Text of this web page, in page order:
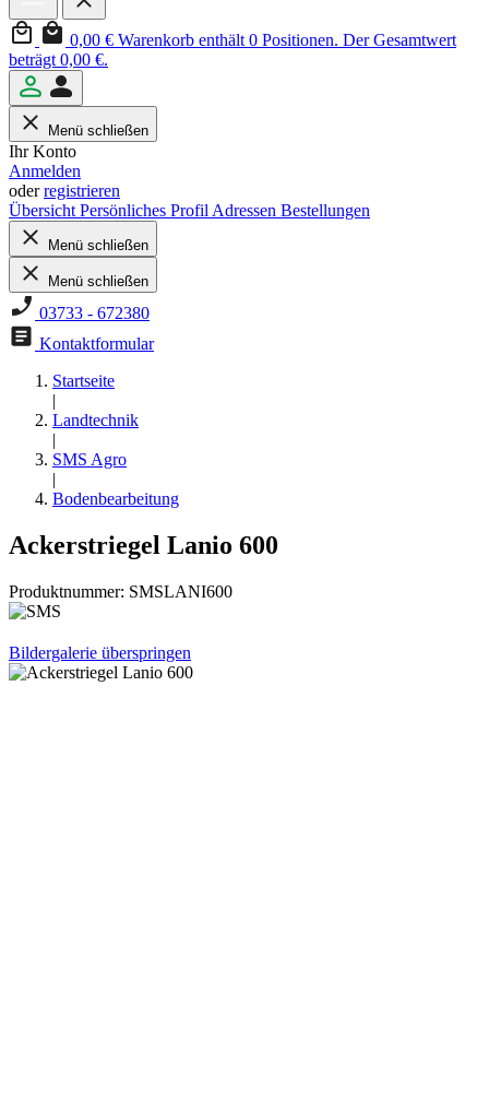
0,00 € Warenkorb enthält 0 Positionen. Der Gesamtwert
beträgt 0,00 €.
Menü schließen
Ihr Konto
Anmelden
oderregistrieren
Übersicht Persönliches Profil Adressen Bestellungen
Menü schließen
Menü schließen
03733 - 672380
Kontaktformular
Startseite
|
Landtechnik
|
SMS Agro
|
Bodenbearbeitung
Ackerstriegel Lanio 600
Produktnummer: SMSLANI600
Bildergalerie überspringen